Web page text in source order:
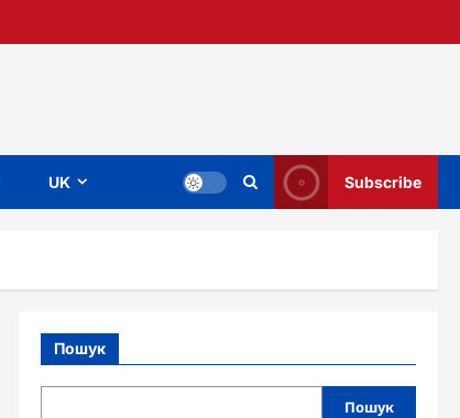
UK Subscribe
Пошук
Пошук